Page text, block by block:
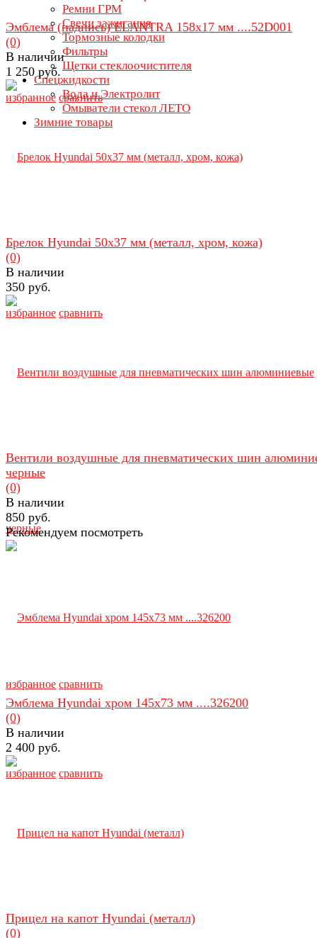
Ремни ГРМ
Свечи зажигания
Тормозные колодки
Фильтры
Щетки стеклоочистителя
Спецжидкости
Вода и Электролит
Омыватели стекол ЛЕТО
Зимние товары
избранное сравнить
Эмблема (надпись) ELANTRA 158х17 мм ....52D001
(0)
В наличии
1 250 руб.
избранное сравнить
Брелок Hyundai 50х37 мм (металл, хром, кожа)
(0)
В наличии
350 руб.
избранное сравнить
Вентили воздушные для пневматических шин
черные
(0)
В наличии
850 руб.
Рекомендуем посмотреть
избранное сравнить
Эмблема Hyundai хром 145х73 мм ....326200
(0)
В наличии
2 400 руб.
Прицел на капот Hyundai (металл)
(0)